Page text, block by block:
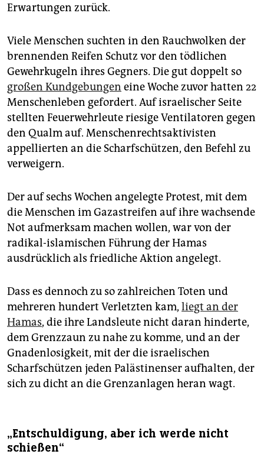
Erwartungen zurück.
Viele Menschen suchten in den Rauchwolken der
brennenden Reifen Schutz vor den tödlichen
Gewehrkugeln ihres Gegners. Die gut doppelt so
großen Kundgebungen eine Woche zuvor hatten 22
Menschenleben gefordert. Auf israelischer Seite
stellten Feuerwehrleute riesige Ventilatoren gegen
den Qualm auf. Menschenrechtsaktivisten
appellierten an die Scharfschützen, den Befehl zu
verweigern.
Der auf sechs Wochen angelegte Protest, mit dem
die Menschen im Gazastreifen auf ihre wachsende
Not aufmerksam machen wollen, war von der
radikal-islamischen Führung der Hamas
ausdrücklich als friedliche Aktion angelegt.
Dass es dennoch zu so zahlreichen Toten und
mehreren hundert Verletzten kam, liegt an der
Hamas, die ihre Landsleute nicht daran hinderte,
dem Grenzzaun zu nahe zu komme, und an der
Gnadenlosigkeit, mit der die israelischen
Scharfschützen jeden Palästinenser aufhalten, der
sich zu dicht an die Grenzanlagen heran wagt.
„Entschuldigung, aber ich werde nicht
schießen“